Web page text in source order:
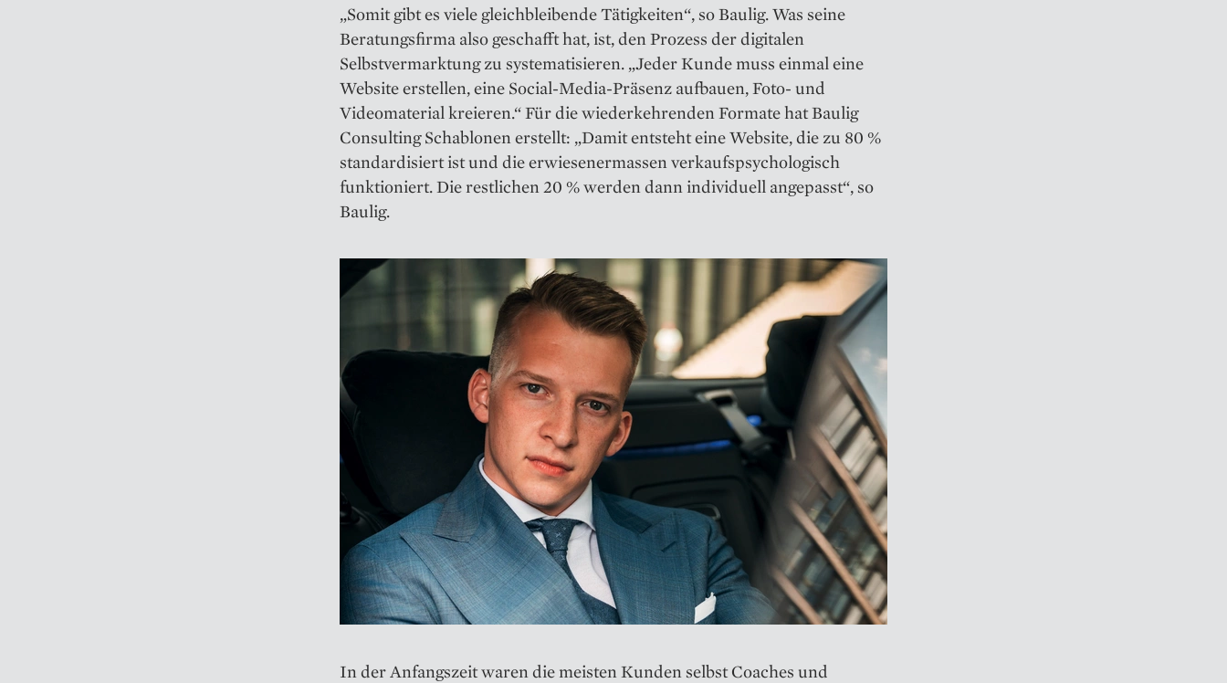
„Somit gibt es viele gleich­bleibende Tätigkeiten“, so Baulig. Was seine
Beratungsfirma also geschafft hat, ist, den Prozess der digitalen
Selbstvermarktung zu systematisieren. „Jeder Kunde muss einmal eine
Website erstellen, eine Social-Media-Präsenz aufbauen, Foto- und
Videomaterial kreieren.“ Für die wiederkehrenden Formate hat Baulig
Consulting Schablonen erstellt: „Damit entsteht eine Website, die zu 80 %
standardisiert ist und die erwiesenermassen ver­kaufspsychologisch
funktioniert. Die restlichen 20 % werden dann indi­viduell angepasst“, so
Baulig.
In der Anfangszeit waren die meisten Kunden selbst Coaches und